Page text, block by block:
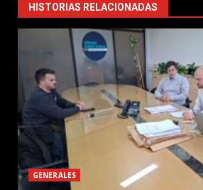
HISTORIAS RELACIONADAS
GENERALES